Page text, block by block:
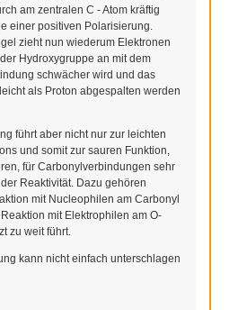
am zentralen C - Atom kräftig
einer positiven Polarisierung.
zieht nun wiederum Elektronen
Hydroxygruppe an mit dem
schwächer wird und das
als Proton abgespalten werden
führt aber nicht nur zur leichten
und somit zur sauren Funktion,
für Carbonylverbindungen sehr
Reaktivität. Dazu gehören
mit Nucleophilen am Carbonyl
mit Elektrophilen am O-
zu weit führt.
kann nicht einfach unterschlagen